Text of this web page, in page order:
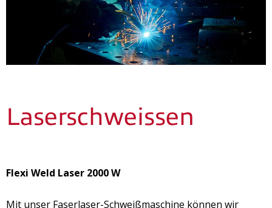
Laserschweissen
Flexi Weld Laser 2000 W
Mit unser Faserlaser-Schweißmaschine können wir